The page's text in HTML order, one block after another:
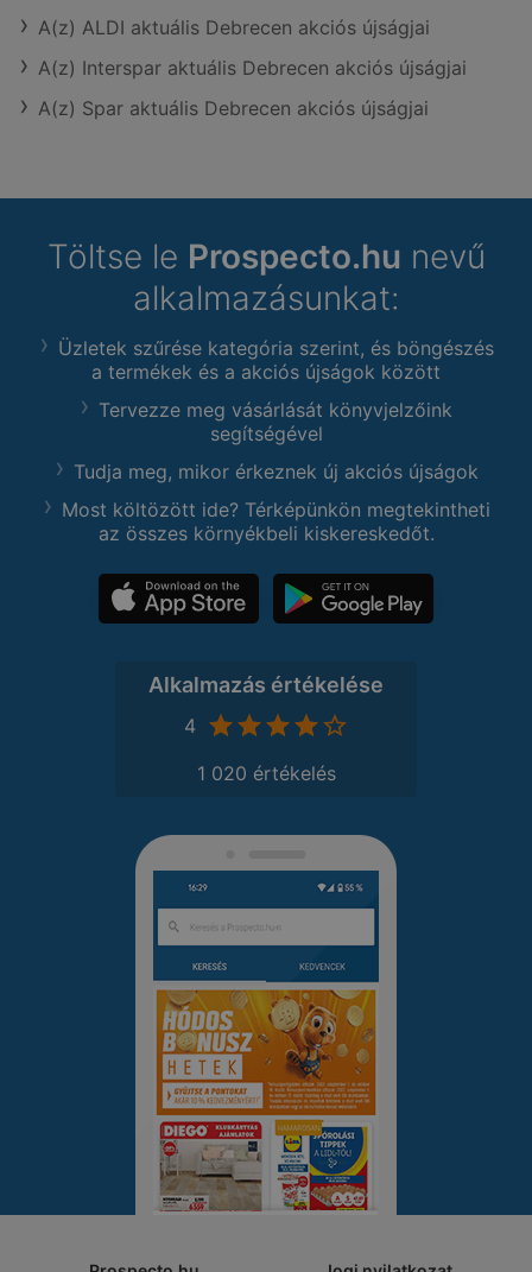
A(z) ALDI aktuális Debrecen akciós újságjai
A(z) Interspar aktuális Debrecen akciós újságjai
A(z) Spar aktuális Debrecen akciós újságjai
Töltse le Prospecto.hu nevű
alkalmazásunkat:
Üzletek szűrése kategória szerint, és böngészés
a termékek és a akciós újságok között
Tervezze meg vásárlását könyvjelzőink
segítségével
Tudja meg, mikor érkeznek új akciós újságok
Most költözött ide? Térképünkön megtekintheti
az összes környékbeli kiskereskedőt.
Alkalmazás értékelése
4
1 020 értékelés